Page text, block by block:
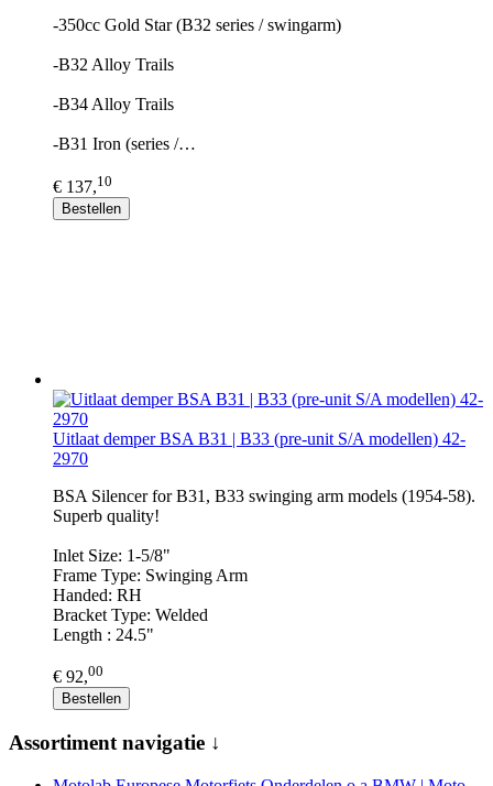
-350cc Gold Star (B32 series / swingarm)
-B32 Alloy Trails
-B34 Alloy Trails
-B31 Iron (series /…
€ 137,10
Bestellen
Uitlaat demper BSA B31 | B33 (pre-unit S/A modellen) 42-
2970
BSA Silencer for B31, B33 swinging arm models (1954-58).
Superb quality!
Inlet Size: 1-5/8"
Frame Type: Swinging Arm
Handed: RH
Bracket Type: Welded
Length : 24.5"
€ 92,00
Bestellen
Assortiment navigatie ↓